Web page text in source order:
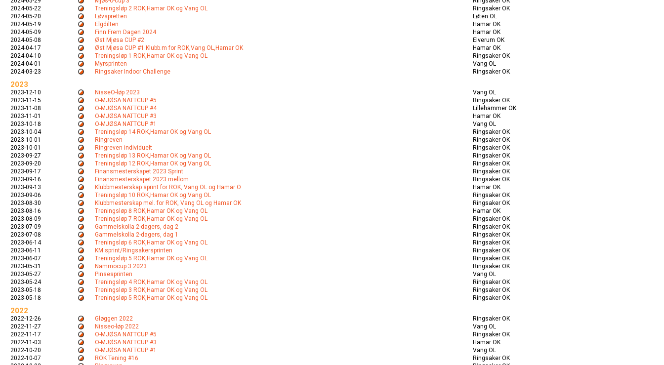
2024-05-22
Treningsløp 2 ROK,Hamar OK og Vang OL
Ringsaker OK
2024-05-20
Løvspretten
Løten OL
2024-05-19
Elgdilten
Hamar OK
2024-05-09
Finn Frem Dagen 2024
Hamar OK
2024-05-08
Øst Mjøsa CUP #2
Elverum OK
2024-04-17
Øst Mjøsa CUP #1 Klubb.m for ROK,Vang OL,Hamar OK
Hamar OK
2024-04-10
Treningsløp 1 ROK,Hamar OK og Vang OL
Ringsaker OK
2024-04-01
Myrsprinten
Vang OL
2024-03-23
Ringsaker Indoor Challenge Ringsaker OK
2023
2023-12-10 NisseO-løp 2023
Vang OL
2023-11-15
O-MJØSA NATTCUP #5
Ringsaker OK
2023-11-08
O-MJØSA NATTCUP #4
Lillehammer OK
2023-11-01
O-MJØSA NATTCUP #3
Hamar OK
2023-10-18
O-MJØSA NATTCUP #1
Vang OL
2023-10-04
Treningsløp 14 ROK,Hamar OK og Vang OL
Ringsaker OK
2023-10-01
Ringreven
Ringsaker OK
2023-10-01
Ringreven individuelt
Ringsaker OK
2023-09-27
Treningsløp 13 ROK,Hamar OK og Vang OL
Ringsaker OK
2023-09-20
Treningsløp 12 ROK,Hamar OK og Vang OL
Ringsaker OK
2023-09-17
Finansmesterskapet 2023 Sprint
Ringsaker OK
2023-09-16
Finansmesterskapet 2023 mellom
Ringsaker OK
2023-09-13
Klubbmesterskap sprint for ROK, Vang OL og Hamar O
Hamar OK
2023-09-06
Treningsløp 10 ROK,Hamar OK og Vang OL
Ringsaker OK
2023-08-30
Klubbmesterskap mel. for ROK, Vang OL og Hamar OK
Ringsaker OK
2023-08-16
Treningsløp 8 ROK,Hamar OK og Vang OL
Hamar OK
2023-08-09
Treningsløp 7 ROK,Hamar OK og Vang OL
Ringsaker OK
2023-07-09
Gammelskolla 2-dagers, dag 2
Ringsaker OK
2023-07-08
Gammelskolla 2-dagers, dag 1
Ringsaker OK
2023-06-14
Treningsløp 6 ROK,Hamar OK og Vang OL
Ringsaker OK
2023-06-11
KM sprint/Ringsakersprinten
Ringsaker OK
2023-06-07
Treningsløp 5 ROK,Hamar OK og Vang OL
Ringsaker OK
2023-05-31
Nammocup 3 2023
Ringsaker OK
2023-05-27
Pinsesprinten
Vang OL
2023-05-24
Treningsløp 4 ROK,Hamar OK og Vang OL
Ringsaker OK
2023-05-18
Treningsløp 3 ROK,Hamar OK og Vang OL
Ringsaker OK
2023-05-18
Treningsløp 5 ROK,Hamar OK og Vang OL Ringsaker OK
2022
2022-12-26 Gløggen 2022
Ringsaker OK
2022-11-27
Nisseo-løp 2022
Vang OL
2022-11-17
O-MJØSA NATTCUP #5
Ringsaker OK
2022-11-03
O-MJØSA NATTCUP #3
Hamar OK
2022-10-20
O-MJØSA NATTCUP #1
Vang OL
2022-10-07
ROK Tening #16
Ringsaker OK